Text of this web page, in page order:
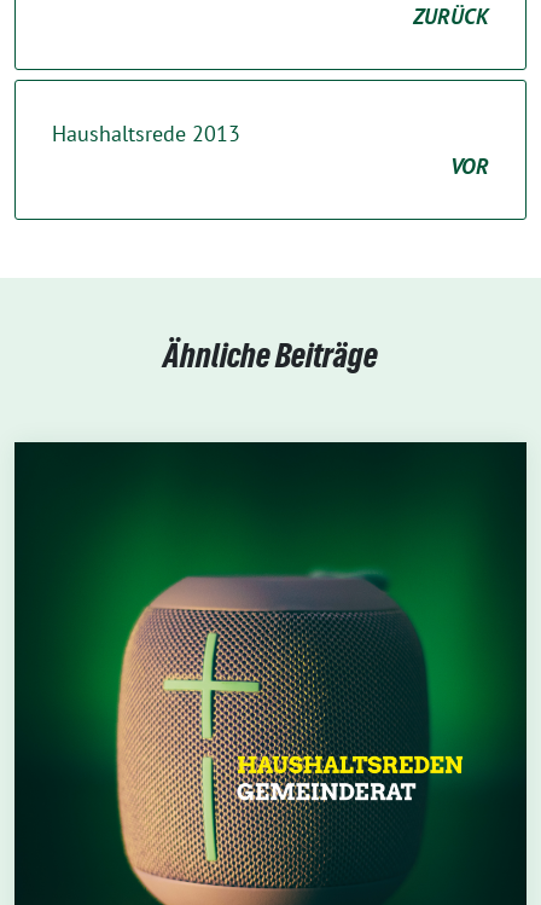
ZURÜCK
Haushaltsrede 2013
VOR
Ähnliche Beiträge